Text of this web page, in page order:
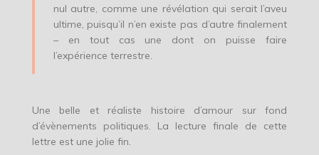
nul autre, comme une révélation qui serait l’aveu
ultime, puisqu’il n’en existe pas d’autre finalement
– en tout cas une dont on puisse faire
l’expérience terrestre.
Une belle et réaliste histoire d’amour sur fond
d’évènements politiques. La lecture finale de cette
lettre est une jolie fin.